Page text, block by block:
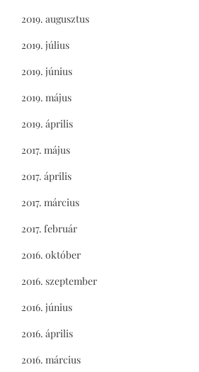
2019. augusztus
2019. július
2019. június
2019. május
2019. április
2017. május
2017. április
2017. március
2017. február
2016. október
2016. szeptember
2016. június
2016. április
2016. március